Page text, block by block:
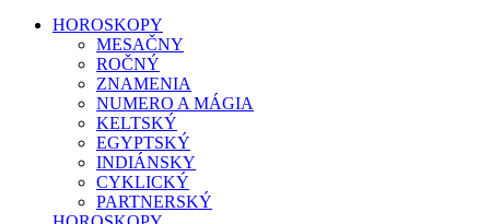
HOROSKOPY
MESAČNY
ROČNÝ
ZNAMENIA
NUMERO A MÁGIA
KELTSKÝ
EGYPTSKÝ
INDIÁNSKY
CYKLICKÝ
PARTNERSKÝ